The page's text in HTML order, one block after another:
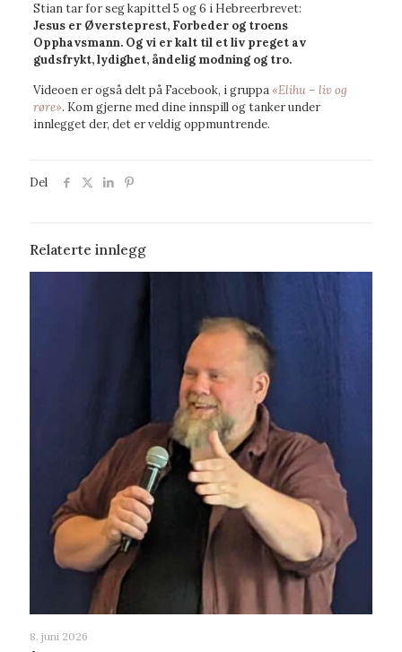
Stian tar for seg kapittel 5 og 6 i Hebreerbrevet:
Jesus er Øversteprest, Forbeder og troens
Opphavsmann. Og vi er kalt til et liv preget av
gudsfrykt, lydighet, åndelig modning og tro.
Videoen er også delt på Facebook, i gruppa«Elihu – liv og
røre». Kom gjerne med dine innspill og tanker under
innlegget der, det er veldig oppmuntrende.
Del
Relaterte innlegg
8. juni 2026